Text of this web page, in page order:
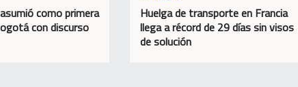
como primera
con discurso
Huelga de transporte en Francia
llega a récord de 29 días sin visos
de solución